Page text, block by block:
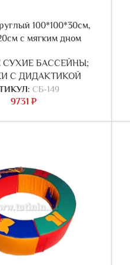
100*100*30см,
с мягким дном
СУХИЕ БАССЕЙНЫ;
С ДИДАКТИКОЙ
СБ-149
9731₽